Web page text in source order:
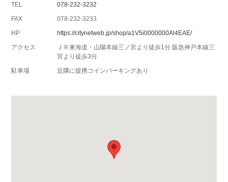
TEL
078-232-3232
FAX
078-232-3233
HP
https://citynetweb.jp/shop/a1V5i0000000Al4EAE/
アクセス
ＪＲ東海道・山陽本線三ノ宮より徒歩1分 阪急神戸本線三
宮より徒歩3分
駐車場
近隣に提携コインパーキングあり